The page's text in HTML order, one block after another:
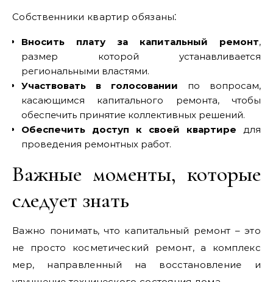
Собственники квартир обязаны⁚
Вносить плату за капитальный ремонт,
размер которой устанавливается
региональными властями.
Участвовать в голосовании по вопросам,
касающимся капитального ремонта, чтобы
обеспечить принятие коллективных решений.
Обеспечить доступ к своей квартире для
проведения ремонтных работ.
Важные моменты, которые
следует знать
Важно понимать, что капитальный ремонт – это
не просто косметический ремонт, а комплекс
мер, направленный на восстановление и